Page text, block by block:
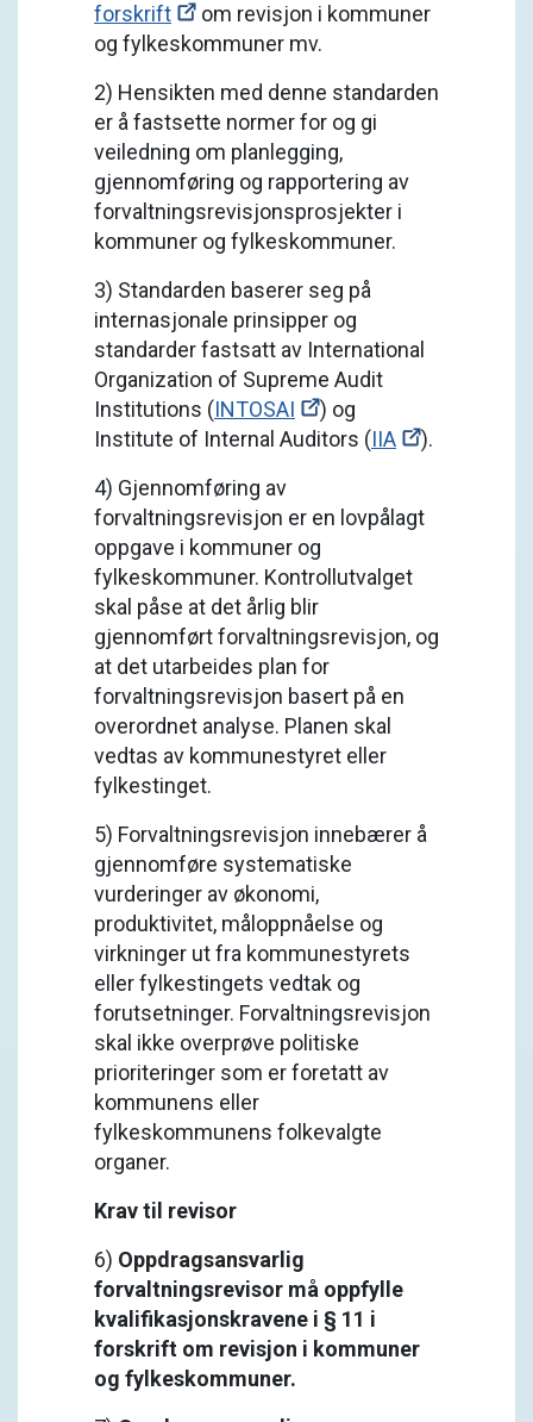
forskrift
om revisjon i kommuner
og fylkeskommuner mv.
2) Hensikten med denne standarden
er å fastsette normer for og gi
veiledning om planlegging,
gjennomføring og rapportering av
forvaltningsrevisjonsprosjekter i
kommuner og fylkeskommuner.
3) Standarden baserer seg på
internasjonale prinsipper og
standarder fastsatt av International
Organization of Supreme Audit
Institutions (INTOSAI
) og
Institute of Internal Auditors (IIA
).
4) Gjennomføring av
forvaltningsrevisjon er en lovpålagt
oppgave i kommuner og
fylkeskommuner. Kontrollutvalget
skal påse at det årlig blir
gjennomført forvaltningsrevisjon, og
at det utarbeides plan for
forvaltningsrevisjon basert på en
overordnet analyse. Planen skal
vedtas av kommunestyret eller
fylkestinget.
5) Forvaltningsrevisjon innebærer å
gjennomføre systematiske
vurderinger av økonomi,
produktivitet, måloppnåelse og
virkninger ut fra kommunestyrets
eller fylkestingets vedtak og
forutsetninger. Forvaltningsrevisjon
skal ikke overprøve politiske
prioriteringer som er foretatt av
kommunens eller
fylkeskommunens folkevalgte
organer.
Krav til revisor
6) Oppdragsansvarlig
forvaltningsrevisor må oppfylle
kvalifikasjonskravene i § 11 i
forskrift om revisjon i kommuner
og fylkeskommuner.